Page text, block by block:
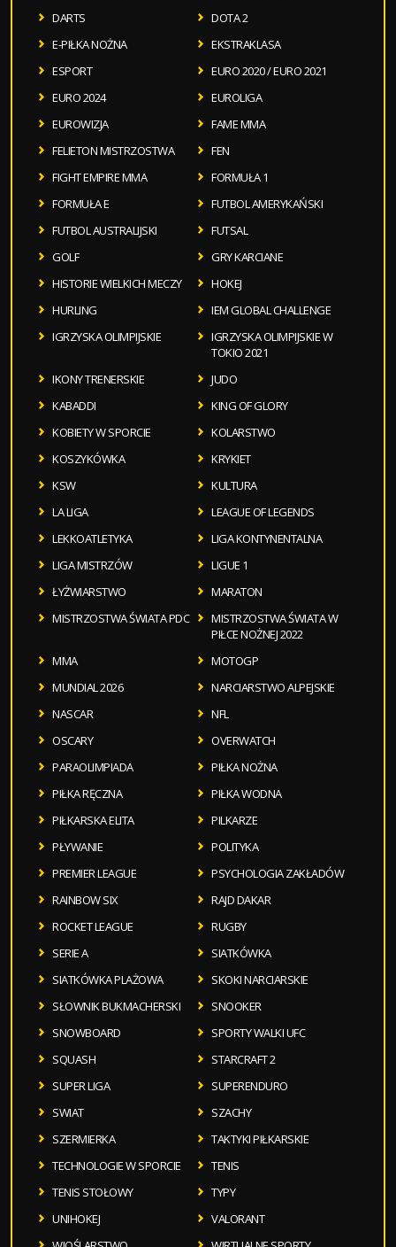
DARTS
DOTA 2
E-PIŁKA NOŻNA
EKSTRAKLASA
ESPORT
EURO 2020 / EURO 2021
EURO 2024
EUROLIGA
EUROWIZJA
FAME MMA
FELIETON MISTRZOSTWA
FEN
FIGHT EMPIRE MMA
FORMUŁA 1
FORMUŁA E
FUTBOL AMERYKAŃSKI
FUTBOL AUSTRALIJSKI
FUTSAL
GOLF
GRY KARCIANE
HISTORIE WIELKICH MECZY
HOKEJ
HURLING
IEM GLOBAL CHALLENGE
IGRZYSKA OLIMPIJSKIE
IGRZYSKA OLIMPIJSKIE W
TOKIO 2021
IKONY TRENERSKIE
JUDO
KABADDI
KING OF GLORY
KOBIETY W SPORCIE
KOLARSTWO
KOSZYKÓWKA
KRYKIET
KSW
KULTURA
LA LIGA
LEAGUE OF LEGENDS
LEKKOATLETYKA
LIGA KONTYNENTALNA
LIGA MISTRZÓW
LIGUE 1
ŁYŻWIARSTWO
MARATON
MISTRZOSTWA ŚWIATA PDC
MISTRZOSTWA ŚWIATA W
PIŁCE NOŻNEJ 2022
MMA
MOTOGP
MUNDIAL 2026
NARCIARSTWO ALPEJSKIE
NASCAR
NFL
OSCARY
OVERWATCH
PARAOLIMPIADA
PIŁKA NOŻNA
PIŁKA RĘCZNA
PIŁKA WODNA
PIŁKARSKA ELITA
PILKARZE
PŁYWANIE
POLITYKA
PREMIER LEAGUE
PSYCHOLOGIA ZAKŁADÓW
RAINBOW SIX
RAJD DAKAR
ROCKET LEAGUE
RUGBY
SERIE A
SIATKÓWKA
SIATKÓWKA PLAŻOWA
SKOKI NARCIARSKIE
SŁOWNIK BUKMACHERSKI
SNOOKER
SNOWBOARD
SPORTY WALKI UFC
SQUASH
STARCRAFT 2
SUPER LIGA
SUPERENDURO
SWIAT
SZACHY
SZERMIERKA
TAKTYKI PIŁKARSKIE
TECHNOLOGIE W SPORCIE
TENIS
TENIS STOŁOWY
TYPY
UNIHOKEJ
VALORANT